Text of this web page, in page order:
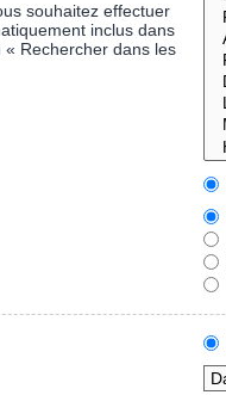
souhaitez effectuer
inclus dans
« Rechercher dans les